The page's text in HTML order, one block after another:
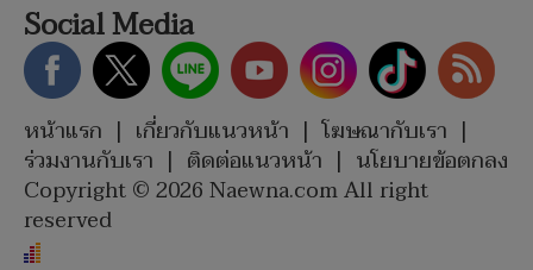
Social Media
หน้าแรก | เกี่ยวกับแนวหน้า | โฆษณากับเรา |
ร่วมงานกับเรา | ติดต่อแนวหน้า | นโยบายข้อตกลง
Copyright © 2026 Naewna.com All right
reserved